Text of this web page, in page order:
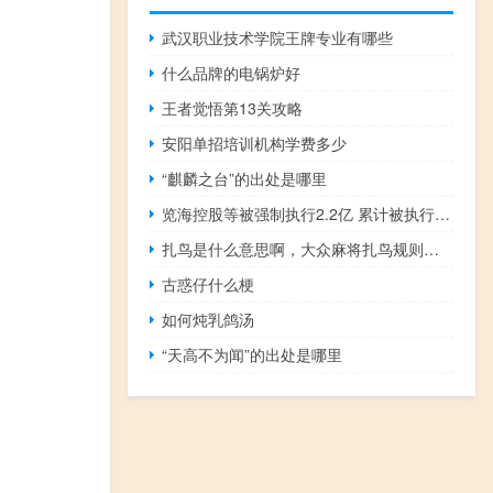
武汉职业技术学院王牌专业有哪些
什么品牌的电锅炉好
王者觉悟第13关攻略
安阳单招培训机构学费多少
“麒麟之台”的出处是哪里
览海控股等被强制执行2.2亿 累计被执行超20亿
扎鸟是什么意思啊，大众麻将扎鸟规则什么梗
古惑仔什么梗
如何炖乳鸽汤
“天高不为闻”的出处是哪里